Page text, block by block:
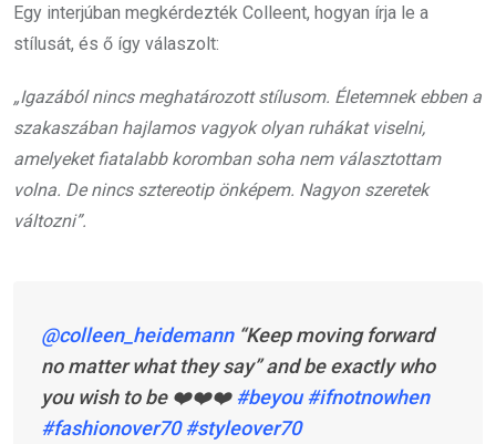
Egy interjúban megkérdezték Colleent, hogyan írja le a
stílusát, és ő így válaszolt:
„Igazából nincs meghatározott stílusom. Életemnek ebben a
szakaszában hajlamos vagyok olyan ruhákat viselni,
amelyeket fiatalabb koromban soha nem választottam
volna. De nincs sztereotip önképem. Nagyon szeretek
változni”.
@colleen_heidemann“Keep moving forward
no matter what they say” and be exactly who
you wish to be ❤️❤️❤️ #beyou #ifnotnowhen
#fashionover70 #styleover70